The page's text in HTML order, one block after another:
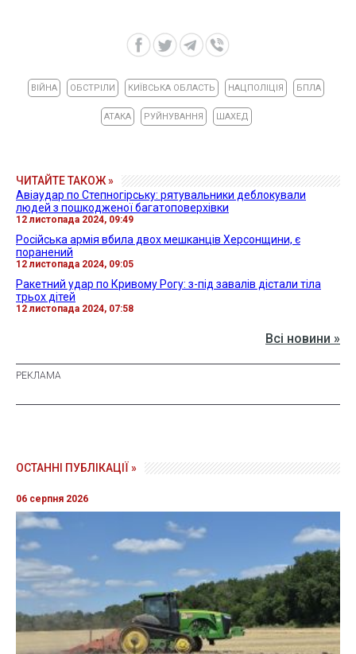
ВІЙНА ОБСТРІЛИ КИЇВСЬКА ОБЛАСТЬ НАЦПОЛІЦІЯ БПЛА
АТАКА РУЙНУВАННЯ ШАХЕД
ЧИТАЙТЕ ТАКОЖ »
Авіаудар по Степногірську: рятувальники деблокували
людей з пошкодженої багатоповерхівки
12 листопада 2024, 09:49
Російська армія вбила двох мешканців Херсонщини, є
поранений
12 листопада 2024, 09:05
Ракетний удар по Кривому Рогу: з-під завалів дістали тіла
трьох дітей
12 листопада 2024, 07:58
Всі новини »
ОСТАННІ ПУБЛІКАЦІЇ »
06 серпня 2026